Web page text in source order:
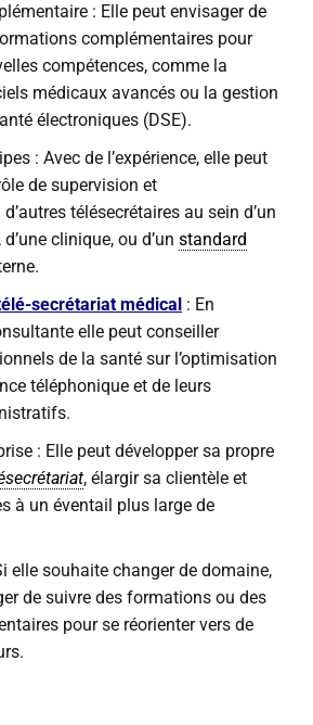
: Elle peut envisager de
complémentaires pour
compétences, comme la
médicaux avancés ou la gestion
électroniques (DSE).
: Avec de l’expérience, elle peut
de supervision et
télésecrétaires au sein d’un
clinique, ou d’un standard
secrétariat médical : En
elle peut conseiller
de la santé sur l’optimisation
téléphonique et de leurs
: Elle peut développer sa propre
, élargir sa clientèle et
à un éventail plus large de
elle souhaite changer de domaine,
de suivre des formations ou des
pour se réorienter vers de